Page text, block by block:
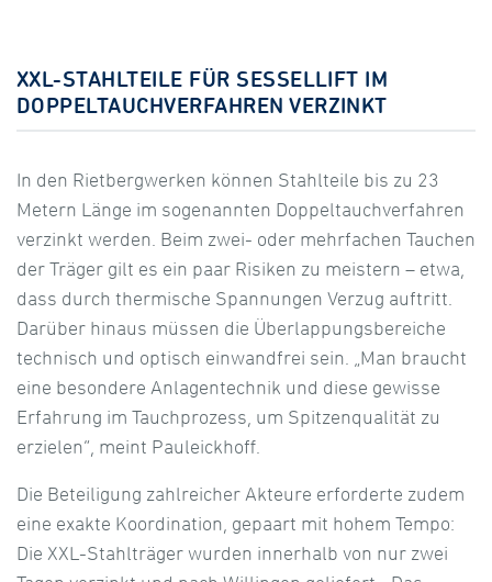
XXL-STAHLTEILE FÜR SESSELLIFT IM
DOPPELTAUCHVERFAHREN VERZINKT
In den Rietbergwerken können Stahlteile bis zu 23
Metern Länge im sogenannten Doppeltauchverfahren
verzinkt werden. Beim zwei- oder mehrfachen Tauchen
der Träger gilt es ein paar Risiken zu meistern – etwa,
dass durch thermische Spannungen Verzug auftritt.
Darüber hinaus müssen die Überlappungsbereiche
technisch und optisch einwandfrei sein. „Man braucht
eine besondere Anlagentechnik und diese gewisse
Erfahrung im Tauchprozess, um Spitzenqualität zu
erzielen“, meint Pauleickhoff.
Die Beteiligung zahlreicher Akteure erforderte zudem
eine exakte Koordination, gepaart mit hohem Tempo:
Die XXL-Stahlträger wurden innerhalb von nur zwei